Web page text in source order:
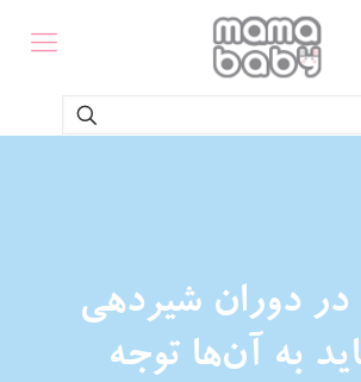
در دوران شیردهی
به آن‌ها توجه